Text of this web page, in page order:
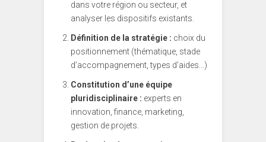
dans votre région ou secteur, et
analyser les dispositifs existants.
Définition de la stratégie : choix du
positionnement (thématique, stade
d’accompagnement, types d’aides…)
Constitution d’une équipe
pluridisciplinaire : experts en
innovation, finance, marketing,
gestion de projets.